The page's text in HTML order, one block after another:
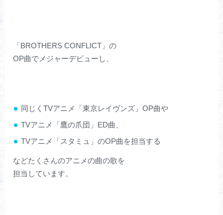
「BROTHERS CONFLICT」の
OP曲でメジャーデビューし、
同じくTVアニメ「東京レイヴンズ」OP曲や
TVアニメ「鷹の爪団」ED曲、
TVアニメ「スタミュ」のOP曲を担当する
などたくさんのアニメの曲の歌を
担当しています。